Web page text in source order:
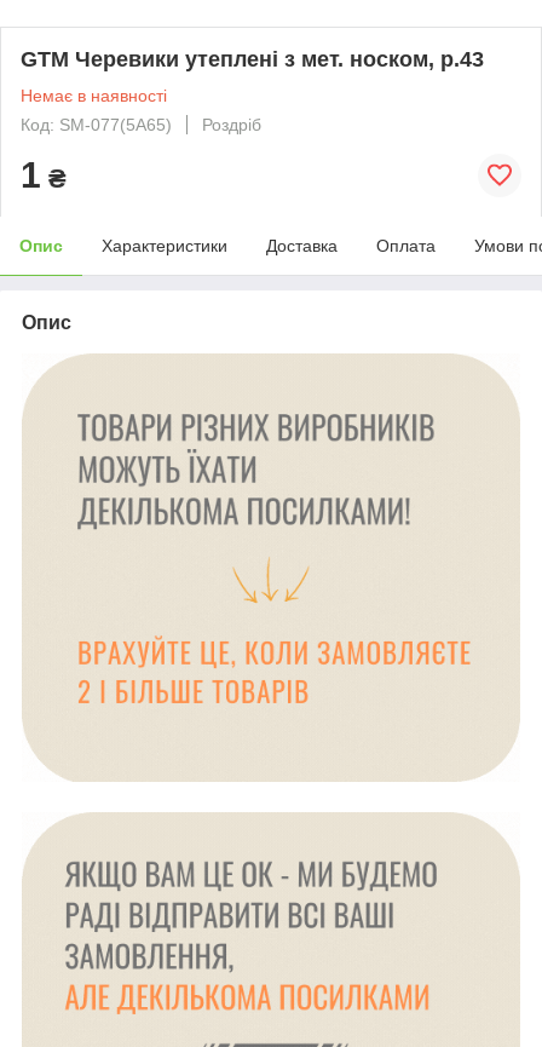
GTM Черевики утеплені з мет. носком, р.43
Немає в наявності
Код: SM-077(5А65)
Роздріб
1 ₴
Опис Характеристики Доставка Оплата Умови
Опис